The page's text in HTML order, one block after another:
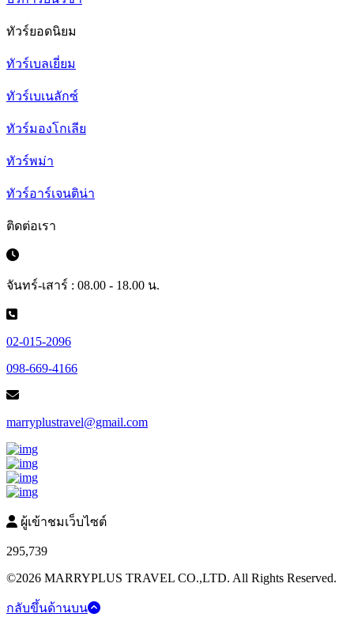
ทัวร์ยอดนิยม
ทัวร์เบลเยี่ยม
ทัวร์เบเนลักซ์
ทัวร์มองโกเลีย
ทัวร์พม่า
ทัวร์อาร์เจนติน่า
ติดต่อเรา
จันทร์-เสาร์ : 08.00 - 18.00 น.
02-015-2096
098-669-4166
marryplustravel@gmail.com
ผู้เข้าชมเว็บไซต์
295,739
©2026 MARRYPLUS TRAVEL CO.,LTD. All Rights Reserved.
กลับขึ้นด้านบน